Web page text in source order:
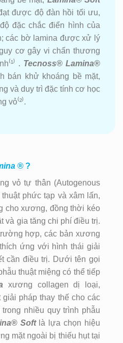
được độ đàn hồi tối ưu,
đặc chắc điển hình của
các bờ lamina được xử lý
cơ gây vi chấn thương
. Tecnoss® Lamina®
bán khử khoáng bề mặt,
và duy trì đặc tính cơ học
vỏ⁽²⁾.
® ?
vỏ tự thân (Autogenous
phức tạp và xâm lấn,
cho xương, đồng thời kéo
và gia tăng chi phí điều trị.
hợp, các bản xương
ứng với hình thái giải
cần điều trị. Dưới tên gọi
thuật miệng có thể tiếp
xương collagen dị loại,
pháp thay thế cho các
nhiều quy trình phẫu
Softlà lựa chọn hiệu
mặt ngoài bị thiếu hụt tại